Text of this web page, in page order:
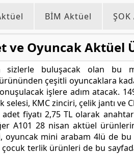
BİM Aktüel
ve Oyuncak Aktüel
buluşacak olan bu
çeşitli oyuncaklara
işlere adım atacak.
KMC zinciri, çelik jantı ve
fiyatı 2,75 TL olarak
A101 28 nisan aktüel
mini arabam 4lü de bu
terlik ürünleri de bu